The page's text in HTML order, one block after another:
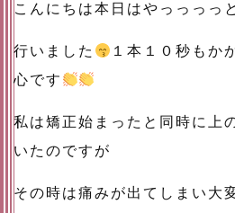
こんにちは本日はやっっっっ
行いました
１本１０秒もか
心です
私は矯正始まったと同時に上
いたのですが
その時は痛みが出てしまい大